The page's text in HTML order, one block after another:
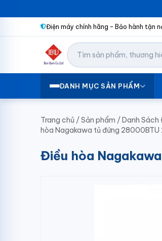
Điện máy chính hãng – Bảo hành tận
DANH MỤC SẢN PHẨM
Trang chủ /Sản phẩm /Danh Sách
hòa Nagakawa tủ đứng 28000BTU
Điều hòa